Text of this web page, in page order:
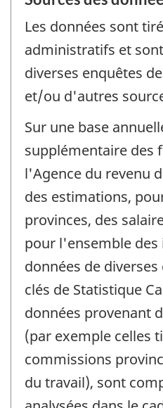
Les données sont
administratifs et
diverses enquêtes
et/ou d'autres
Sur une base
supplémentaire des
l'Agence du revenu
des estimations,
provinces, des
pour l'ensemble des
données de
clés de Statistique
données provenant
(par exemple celles
commissions
du travail), sont